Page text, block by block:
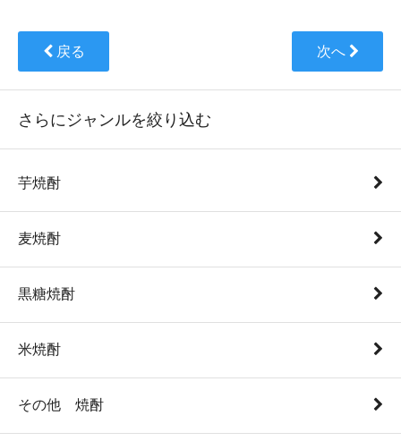
戻る 次へ
さらにジャンルを絞り込む
芋焼酎
麦焼酎
黒糖焼酎
米焼酎
その他 焼酎